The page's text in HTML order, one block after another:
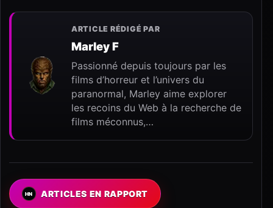
ARTICLE RÉDIGÉ PAR
Marley F
Passionné depuis toujours par les
films d’horreur et l’univers du
paranormal, Marley aime explorer
les recoins du Web à la recherche de
films méconnus,…
ARTICLES EN RAPPORT